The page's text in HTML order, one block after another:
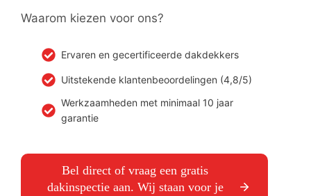
Waarom kiezen voor ons?
Ervaren en gecertificeerde dakdekkers
Uitstekende klantenbeoordelingen (4,8/5)
Werkzaamheden met minimaal 10 jaar
garantie
Bel direct of vraag een gratis
dakinspectie aan. Wij staan voor je